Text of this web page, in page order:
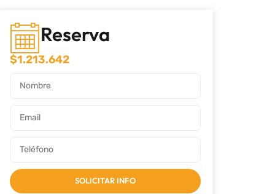
Reserva
$1.213.642
SOLICITAR INFO